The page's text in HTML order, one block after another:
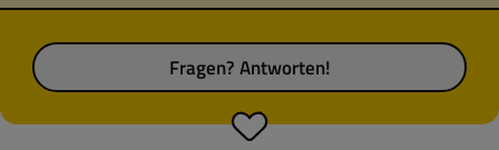
Fragen? Antworten!